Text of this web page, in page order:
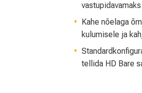
vastupidavamaks
Kahe nõelaga
kulumisele ja
tellida HD Bare